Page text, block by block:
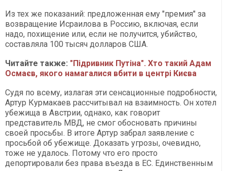
Из тех же показаний: предложенная ему "премия" за
возвращение Исраилова в Россию, включая, если
надо, похищение или, если не получится, убийство,
составляла 100 тысяч долларов США.
Читайте также: "Підривник Путіна". Хто такий Адам
Осмаєв, якого намагалися вбити в центрі Києва
Судя по всему, излагая эти сенсационные подробности,
Артур Курмакаев рассчитывал на взаимность. Он хотел
убежища в Австрии, однако, как говорит
представитель МВД, не смог обосновать причины
своей просьбы. В итоге Артур забрал заявление с
просьбой об убежище. Доказать угрозы, очевидно,
тоже не удалось. Потому что его просто
депортировали без права въезда в ЕС. Единственным